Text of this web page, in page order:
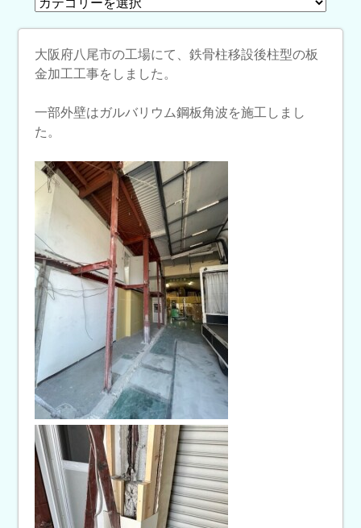
大阪府八尾市の工場にて、鉄骨柱移設後柱型の板
金加工工事をしました。
一部外壁はガルバリウム鋼板角波を施工しまし
た。